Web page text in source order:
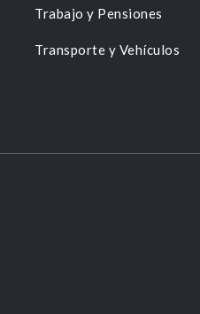
Trabajo y Pensiones
Transporte y Vehículos